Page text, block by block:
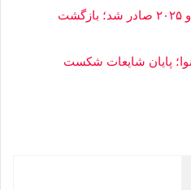
مجوز ورود لندکروزر VXR و پرادو ۲۰۲۵ صادر شد؛ بازگشت
پارس نوا؛ پایان شایعات شکست